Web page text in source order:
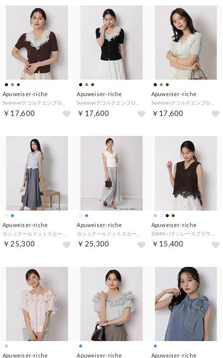
Apuweiser-riche
￥17,600
Apuweiser-riche
￥17,600
Apuweiser-riche
￥17,600
Apuweiser-riche
￥25,300
Apuweiser-riche
￥25,300
Apuweiser-riche
￥15,400
Apuweiser-riche Apuweiser-riche Apuweiser-riche